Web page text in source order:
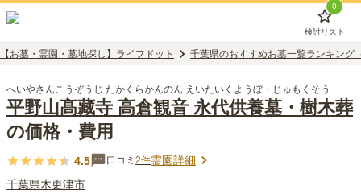
0
検討リスト
【お墓・霊園・墓地探し】ライフドット 千葉県のおすすめお墓一覧ランキング
へいやさんこうぞうじ たかくらかんのん えいたいくようぼ・じゅもくそう
平野山髙藏寺 高倉観音 永代供養墓・樹木葬
の価格・費用
4.5 口コミ 2件霊園詳細
千葉県木更津市